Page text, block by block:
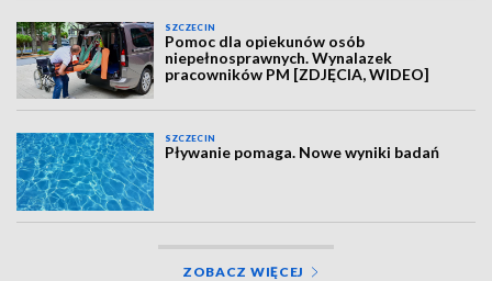
SZCZECIN
Pomoc dla opiekunów osób
niepełnosprawnych. Wynalazek
pracowników PM [ZDJĘCIA, WIDEO]
SZCZECIN
Pływanie pomaga. Nowe wyniki badań
ZOBACZ WIĘCEJ